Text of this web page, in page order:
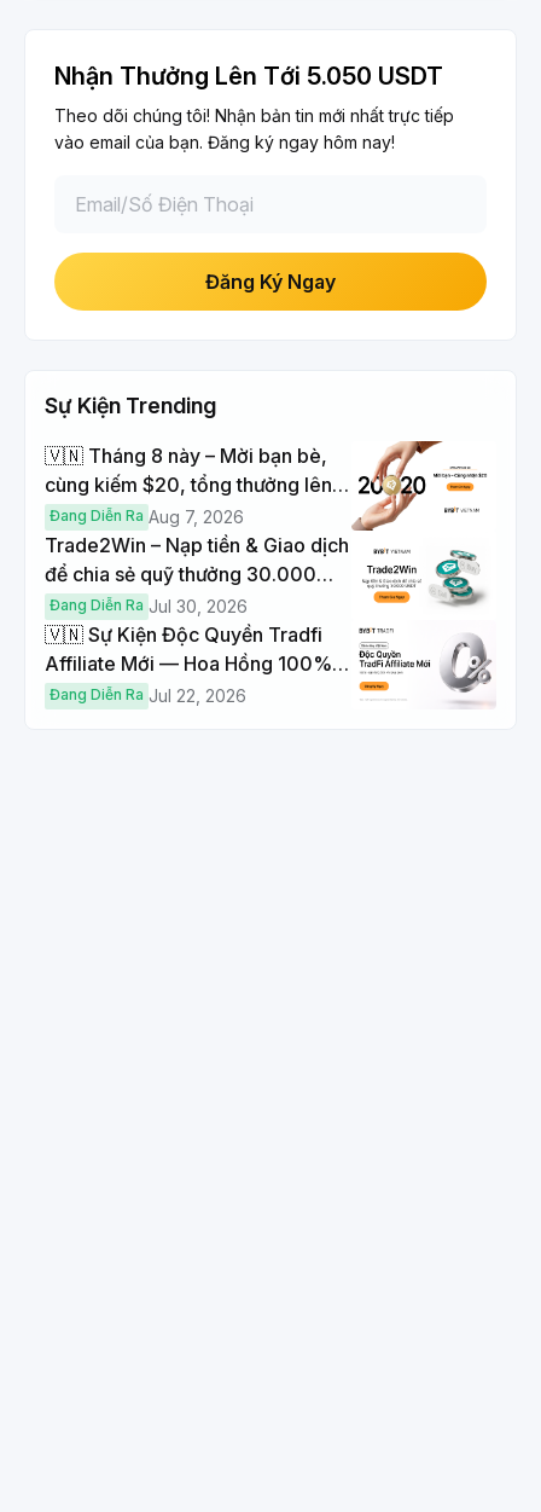
Nhận Thưởng Lên Tới 5.050 USDT
Theo dõi chúng tôi! Nhận bản tin mới nhất trực tiếp
vào email của bạn. Đăng ký ngay hôm nay!
Đăng Ký Ngay
Sự Kiện Trending
🇻🇳 Tháng 8 này – Mời bạn bè,
cùng kiếm $20, tổng thưởng lên
đến $1,000
Đang Diễn Ra Aug 7, 2026
Trade2Win – Nạp tiền & Giao dịch
để chia sẻ quỹ thưởng 30.000
USDT
Đang Diễn Ra Jul 30, 2026
🇻🇳 Sự Kiện Độc Quyền Tradfi
Affiliate Mới — Hoa Hồng 100% &
Hoàn Phí Qua Đêm
Đang Diễn Ra Jul 22, 2026